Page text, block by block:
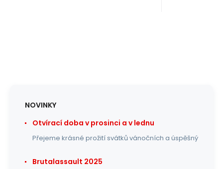
NOVINKY
Otvírací doba v prosinci a v lednu
Přejeme krásné prožití svátků vánočních a úspěšný
Brutalassault 2025